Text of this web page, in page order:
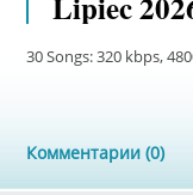
30 Songs: 320 kbps,
Комментарии (0)